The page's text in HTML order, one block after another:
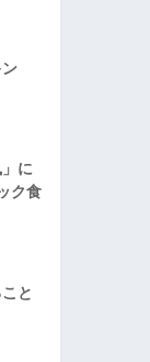
に
ク食
と